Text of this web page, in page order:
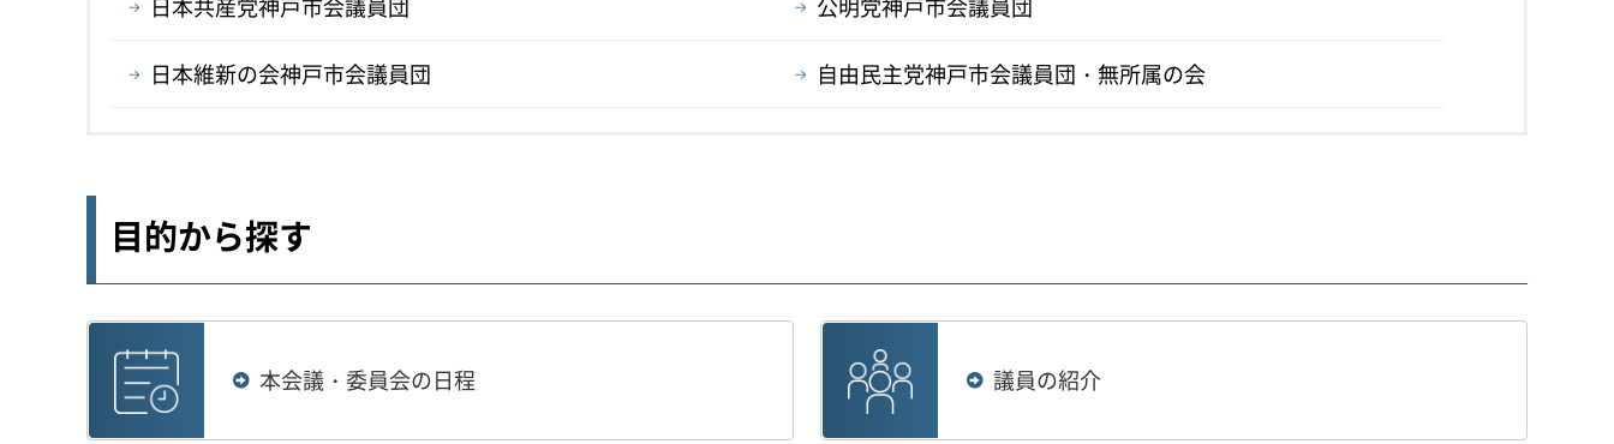
日本維新の会神戸市会議員団 自由民主党神戸市会議員団・無所属の会
目的から探す
本会議・委員会の日程 議員の紹介